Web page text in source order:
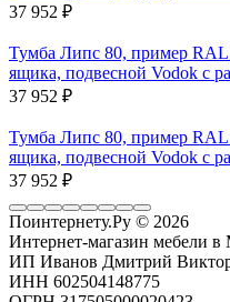
37 952 ₽
Тумба Липс 80, пример
ящика, подвесной Vodok с
37 952 ₽
Тумба Липс 80, пример RAL
ящика, подвесной Vodok с
37 952 ₽
Поинтернету.Ру © 2026
Интернет-магазин мебели
ИП Иванов Дмитрий
ИНН 602504148775